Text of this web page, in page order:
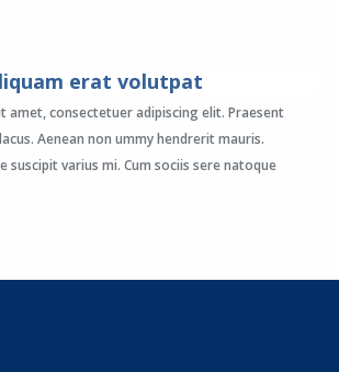
erat volutpat
amet, consectetuer adipiscing elit. Praesent
Aenean non ummy hendrerit mauris.
suscipit varius mi. Cum sociis sere natoque